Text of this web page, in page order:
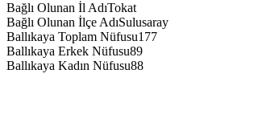
Bağlı Olunan İl AdıTokat
Bağlı Olunan İlçe AdıSulusaray
Ballıkaya Toplam Nüfusu177
Ballıkaya Erkek Nüfusu89
Ballıkaya Kadın Nüfusu88